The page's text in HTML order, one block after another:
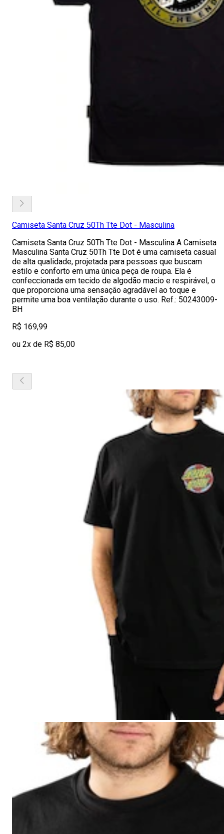
Camiseta Santa Cruz 50Th Tte Dot - Masculina
Camiseta Santa Cruz 50Th Tte Dot - Masculina A Camiseta
Masculina Santa Cruz 50Th Tte Dot é uma camiseta casual
de alta qualidade, projetada para pessoas que buscam
estilo e conforto em uma única peça de roupa. Ela é
confeccionada em tecido de algodão macio e respirável, o
que proporciona uma sensação agradável ao toque e
permite uma boa ventilação durante o uso. Ref.: 50243009-
BH
R$ 169,99
ou 2x de R$ 85,00